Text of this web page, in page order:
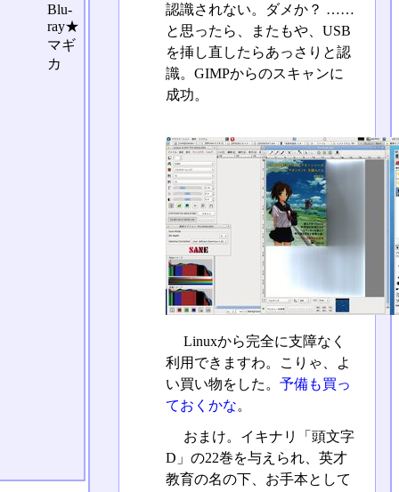
認識されない。ダメか？ ……
と思ったら、またもや、USB
を挿し直したらあっさりと認
識。GIMPからのスキャンに
成功。
Linuxから完全に支障なく
利用できますわ。こりゃ、よ
い買い物をした。 予備も買っ
ておくかな。
おまけ。イキナリ「頭文字
D」の22巻を与えられ、英才
教育の名の下、お手本として
Blu-
ray★
マギ
カ